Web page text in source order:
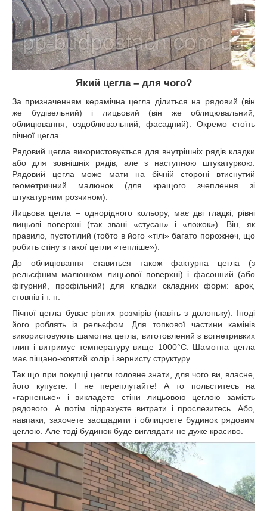
Який цегла – для чого?
За призначенням керамічна цегла ділиться на рядовий (він
же будівельний) і лицьовий (він же облицювальний,
облицювання, оздоблювальний, фасадний). Окремо стоїть
пічної цегла.
Рядовий цегла використовується для внутрішніх рядів кладки
або для зовнішніх рядів, але з наступною штукатуркою.
Рядовий цегла може мати на бічній стороні втиснутий
геометричний малюнок (для кращого зчеплення зі
штукатурним розчином).
Лицьова цегла – однорідного кольору, має дві гладкі, рівні
лицьові поверхні (так звані «стусан» і «ложок»). Він, як
правило, пустотілий (тобто в його «тілі» багато порожнеч, що
робить стіну з такої цегли «тепліше»).
До облицювання ставиться також фактурна цегла (з
рельєфним малюнком лицьової поверхні) і фасонний (або
фігурний, профільний) для кладки складних форм: арок,
стовпів і т. п.
Пічної цегла буває різних розмірів (навіть з долоньку). Іноді
його роблять із рельєфом. Для топкової частини камінів
використовують шамотна цегла, виготовлений з вогнетривких
глин і витримує температуру вище 1000°С. Шамотна цегла
має піщано-жовтий колір і зернисту структуру.
Так що при покупці цегли головне знати, для чого ви, власне,
його купуєте. І не переплутайте! А то польститесь на
«гарненьке» і викладете стіни лицьовою цеглою замість
рядового. А потім підрахуєте витрати і прослезитесь. Або,
навпаки, захочете заощадити і облицюєте будинок рядовим
цеглою. Але тоді будинок буде виглядати не дуже красиво.